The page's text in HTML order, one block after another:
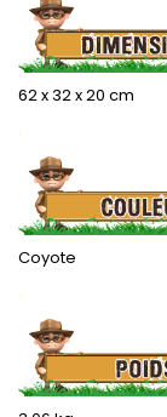
62 x 32 x 20 cm
.
Coyote
.